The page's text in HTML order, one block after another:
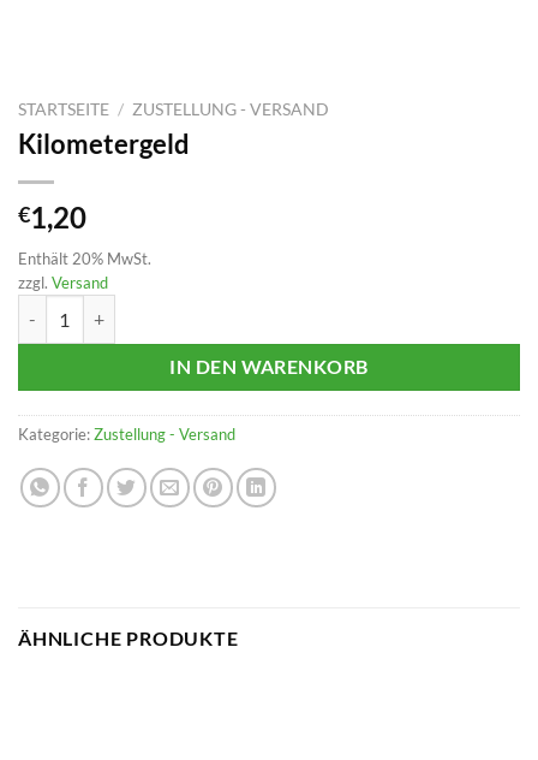
STARTSEITE / ZUSTELLUNG - VERSAND
Kilometergeld
€1,20
Enthält 20% MwSt.
zzgl. Versand
IN DEN WARENKORB
Kategorie:Zustellung - Versand
ÄHNLICHE PRODUKTE